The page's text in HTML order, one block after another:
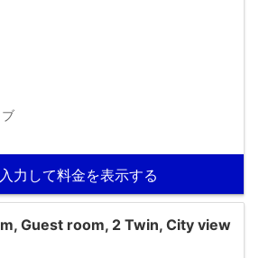
力して料金を表示する
Guest room, 2 Twin, City view